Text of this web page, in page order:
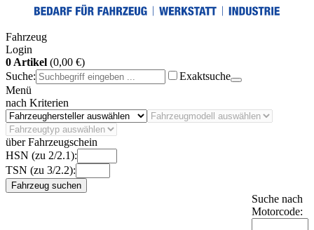
Fahrzeug
Login
0 Artikel (0,00 €)
Suche:
Exaktsuche
Menü
nach Kriterien
über Fahrzeugschein
HSN (zu 2/2.1):
TSN (zu 3/2.2):
Fahrzeug suchen
Suche nach
Motorcode: